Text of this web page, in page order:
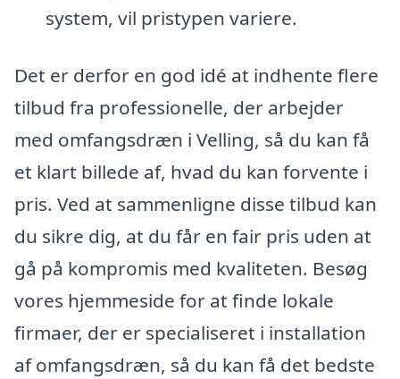
system, vil pristypen variere.
Det er derfor en god idé at indhente flere
tilbud fra professionelle, der arbejder
med omfangsdræn i Velling, så du kan få
et klart billede af, hvad du kan forvente i
pris. Ved at sammenligne disse tilbud kan
du sikre dig, at du får en fair pris uden at
gå på kompromis med kvaliteten. Besøg
vores hjemmeside for at finde lokale
firmaer, der er specialiseret i installation
af omfangsdræn, så du kan få det bedste